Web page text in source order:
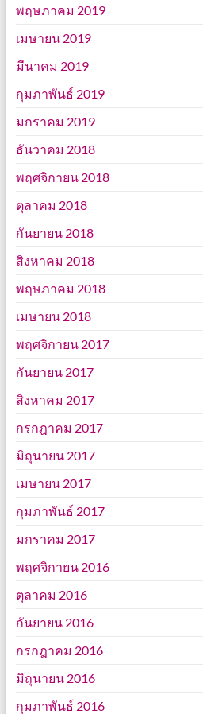
พฤษภาคม 2019
เมษายน 2019
มีนาคม 2019
กุมภาพันธ์ 2019
มกราคม 2019
ธันวาคม 2018
พฤศจิกายน 2018
ตุลาคม 2018
กันยายน 2018
สิงหาคม 2018
พฤษภาคม 2018
เมษายน 2018
พฤศจิกายน 2017
กันยายน 2017
สิงหาคม 2017
กรกฎาคม 2017
มิถุนายน 2017
เมษายน 2017
กุมภาพันธ์ 2017
มกราคม 2017
พฤศจิกายน 2016
ตุลาคม 2016
กันยายน 2016
กรกฎาคม 2016
มิถุนายน 2016
กุมภาพันธ์ 2016